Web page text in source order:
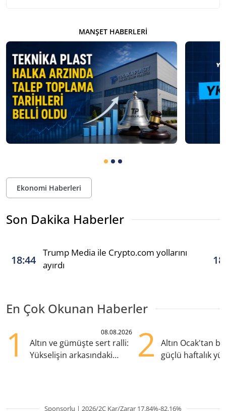
MANŞET HABERLERI
Ekonomi Haberleri
Son Dakika Haberler
18:44
Trump Media ile Crypto.com yollarını
ayırdı
En Çok Okunan Haberler
1 08.08.2026
Altın ve gümüşte sert ralli:
Yükselişin arkasındaki
2
Altın Ocak'tan
güçlü haftalık
Sponsorlu | 2026/2Ç Kar/Zarar 17.84%-82.16%